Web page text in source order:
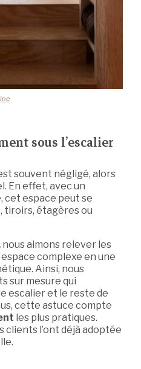
sous l’escalier
souvent négligé, alors
En effet, avec un
cet espace peut se
tiroirs, étagères ou
nous aimons relever les
complexe en une
Ainsi, nous
sur mesure qui
escalier et le reste de
cette astuce compte
les plus pratiques.
clients l’ont déjà adoptée